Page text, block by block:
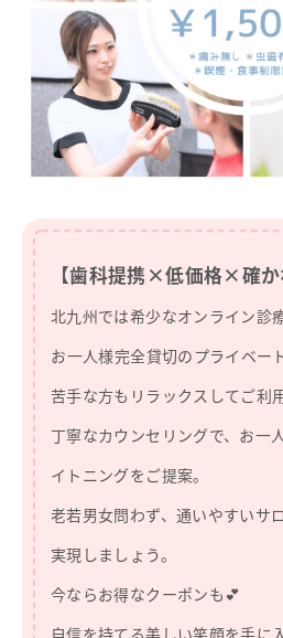
【歯科提携×低価格×確か
北九州では希少なオンライン診
お一人様完全貸切のプライベー
苦手な方もリラックスしてご利
丁寧なカウンセリングで、お一
イトニングをご提案。
老若男女問わず、通いやすいサ
実現しましょう。
今ならお得なクーポンも💕
自信を持てる美しい笑顔を手に